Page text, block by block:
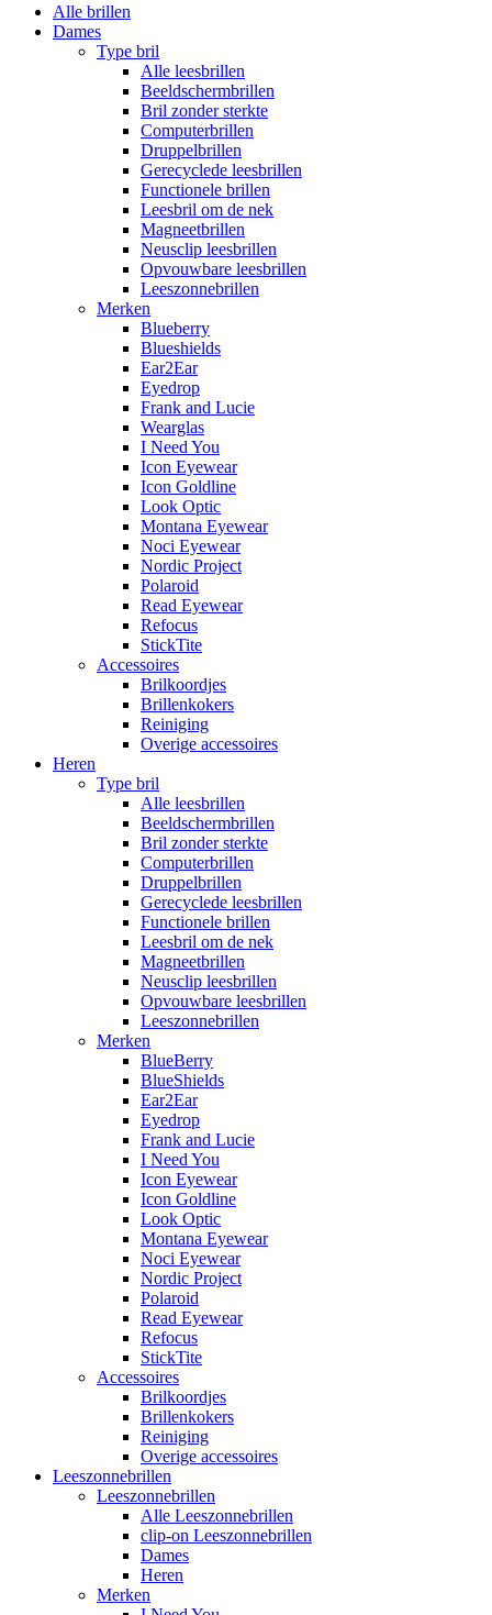
Alle brillen
Dames
Type bril
Alle leesbrillen
Beeldschermbrillen
Bril zonder sterkte
Computerbrillen
Druppelbrillen
Gerecyclede leesbrillen
Functionele brillen
Leesbril om de nek
Magneetbrillen
Neusclip leesbrillen
Opvouwbare leesbrillen
Leeszonnebrillen
Merken
Blueberry
Blueshields
Ear2Ear
Eyedrop
Frank and Lucie
Wearglas
I Need You
Icon Eyewear
Icon Goldline
Look Optic
Montana Eyewear
Noci Eyewear
Nordic Project
Polaroid
Read Eyewear
Refocus
StickTite
Accessoires
Brilkoordjes
Brillenkokers
Reiniging
Overige accessoires
Heren
Type bril
Alle leesbrillen
Beeldschermbrillen
Bril zonder sterkte
Computerbrillen
Druppelbrillen
Gerecyclede leesbrillen
Functionele brillen
Leesbril om de nek
Magneetbrillen
Neusclip leesbrillen
Opvouwbare leesbrillen
Leeszonnebrillen
Merken
BlueBerry
BlueShields
Ear2Ear
Eyedrop
Frank and Lucie
I Need You
Icon Eyewear
Icon Goldline
Look Optic
Montana Eyewear
Noci Eyewear
Nordic Project
Polaroid
Read Eyewear
Refocus
StickTite
Accessoires
Brilkoordjes
Brillenkokers
Reiniging
Overige accessoires
Leeszonnebrillen
Leeszonnebrillen
Alle Leeszonnebrillen
clip-on Leeszonnebrillen
Dames
Heren
Merken